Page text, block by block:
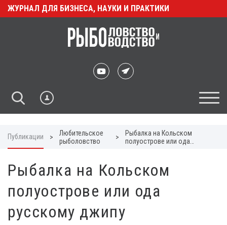
ЖУРНАЛ ДЛЯ БИЗНЕСА, НАУКИ И ПРАКТИКИ
Публикации >
Любительское
рыболовство
>
Рыбалка на Кольском
полуострове или ода
Рыбалка на Кольском
полуострове или ода
русскому джипу